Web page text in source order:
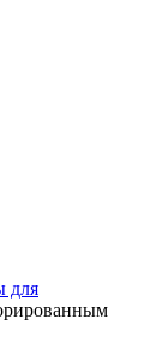
для